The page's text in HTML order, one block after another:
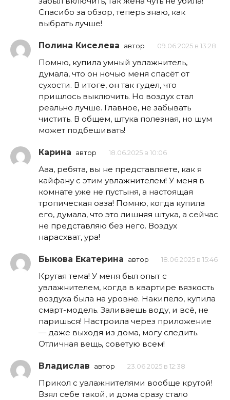
Спасибо за обзор, теперь знаю, как
выбрать лучше!
Полина Киселева автор 09.06.2025 в 13:28
Помню, купила умный увлажнитель,
думала, что он ночью меня спасёт от
сухости. В итоге, он так гудел, что
пришлось выключить. Но воздух стал
реально лучше. Главное, не забывать
чистить. В общем, штука полезная, но шум
может подбешивать!
Карина автор 18.06.2025 в 10:06
Ааа, ребята, вы не представляете, как я
кайфану с этим увлажнителем! У меня в
комнате уже не пустыня, а настоящая
тропическая оаза! Помню, когда купила
его, думала, что это лишняя штука, а сейчас
не представляю без него. Воздух
нарасхват, ура!
Быкова Екатерина автор 18.06.2025 в 15:46
Крутая тема! У меня был опыт с
увлажнителем, когда в квартире вязкость
воздуха была на уровне. Накипело, купила
смарт-модель. Заливаешь воду, и всё, не
паришься! Настроила через приложение
— даже выходя из дома, могу следить.
Отличная вещь, советую всем!
Владислав автор 23.06.2025 в 12:38
Прикол с увлажнителями вообще крутой!
Взял себе такой, и дома сразу стало